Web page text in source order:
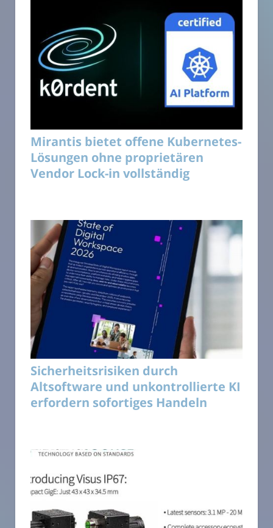
Mirantis bietet offene Kubernetes-
Lösungen ohne proprietären
Vendor Lock-in vollständig
Sicherheitsrisiken durch
Altsoftware und unkontrollierte KI
erfordern sofortiges Handeln